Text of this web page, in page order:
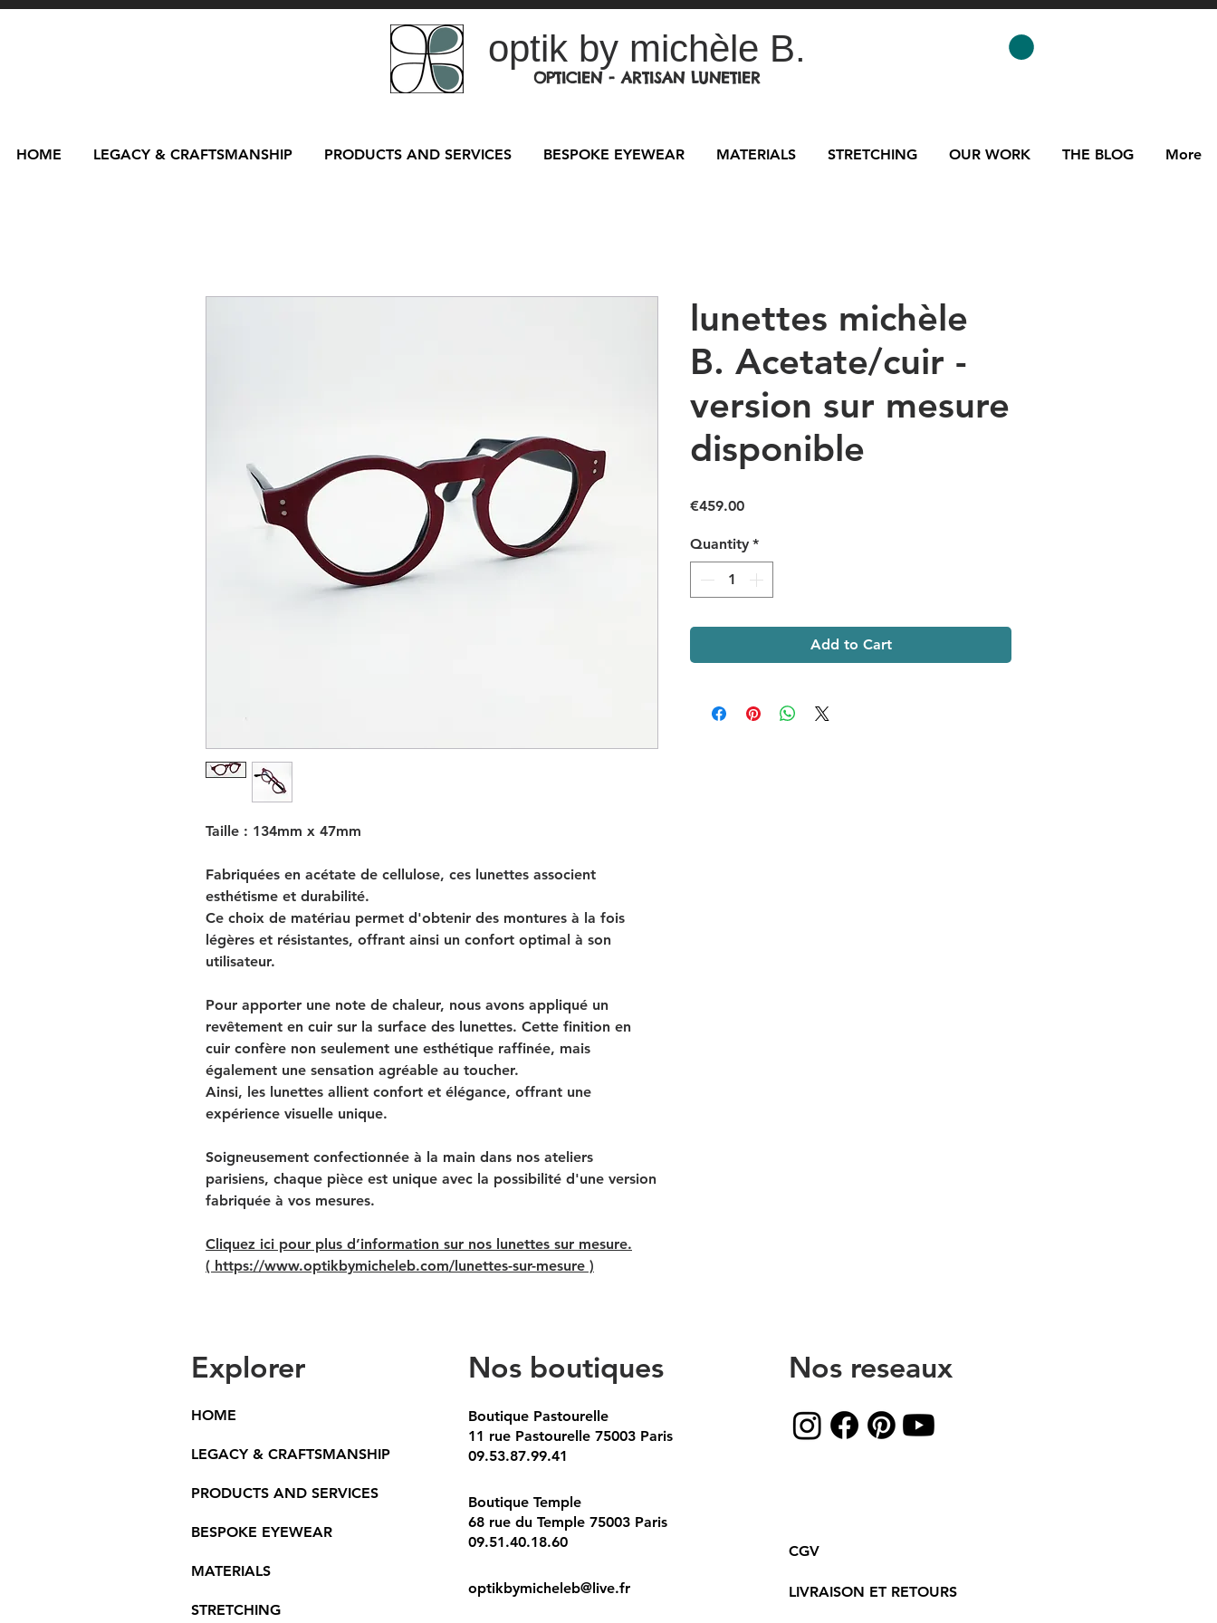
optik by michèle B.
OPTICIEN - ARTISAN LUNETIER
HOME LEGACY & CRAFTSMANSHIP PRODUCTS AND SERVICES BESPOKE EYEWEAR MATERIALS STRETCHING OUR WORK THE BLOG More
Taille : 134mm x 47mm
Fabriquées en acétate de cellulose, ces lunettes associent
esthétisme et durabilité.
Ce choix de matériau permet d'obtenir des montures à la fois
légères et résistantes, offrant ainsi un confort optimal à son
utilisateur.
Pour apporter une note de chaleur, nous avons appliqué un
revêtement en cuir sur la surface des lunettes. Cette finition en
cuir confère non seulement une esthétique raffinée, mais
également une sensation agréable au toucher.
Ainsi, les lunettes allient confort et élégance, offrant une
expérience visuelle unique.
Soigneusement confectionnée à la main dans nos ateliers
parisiens, chaque pièce est unique avec la possibilité d'une version
fabriquée à vos mesures.
Cliquez ici pour plus d’information sur nos lunettes sur mesure.
( https://www.optikbymicheleb.com/lunettes-sur-mesure )
lunettes michèle
B. Acetate/cuir -
version sur mesure
disponible
€459.00Price
Quantity *
Add to Cart
Explorer
HOME
LEGACY & CRAFTSMANSHIP
PRODUCTS AND SERVICES
BESPOKE EYEWEAR
MATERIALS
STRETCHING
Nos boutiques
Boutique Pastourelle
11 rue Pastourelle 75003 Paris
09.53.87.99.41
Nos reseaux
Boutique Temple
68 rue du Temple 75003 Paris
09.51.40.18.60
optikbymicheleb@live.fr
CGV
LIVRAISON ET RETOURS